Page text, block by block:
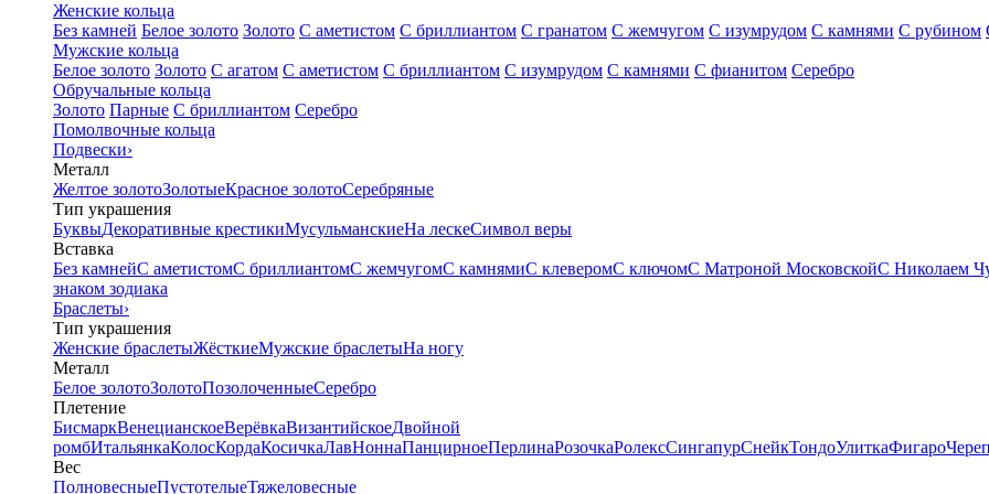
Женские кольца
Без камней Белое золото Золото С аметистом С бриллиантом С гранатом С жемчугом С изумрудом С камнями С рубином
Мужские кольца
Белое золото Золото С агатом С аметистом С бриллиантом С изумрудом С камнями С фианитом Серебро
Обручальные кольца
Золото Парные С бриллиантом Серебро
Помолвочные кольца
Подвески›
Металл
Желтое золотоЗолотыеКрасное золотоСеребряные
Тип украшения
БуквыДекоративные крестикиМусульманскиеНа лескеСимвол веры
Вставка
Без камнейС аметистомС бриллиантомС жемчугомС камнямиС клеверомС ключомС Матроной МосковскойС Николаем
знаком зодиака
Браслеты›
Тип украшения
Женские браслетыЖёсткиеМужские браслетыНа ногу
Металл
Белое золотоЗолотоПозолоченныеСеребро
Плетение
БисмаркВенецианскоеВерёвкаВизантийскоеДвойной
ромбИтальянкаКолосКордаКосичкаЛавНоннаПанцирноеПерлинаРозочкаРолексСингапурСнейкТондоУлиткаФигаро
Вес
ПолновесныеПустотелыеТяжеловесные